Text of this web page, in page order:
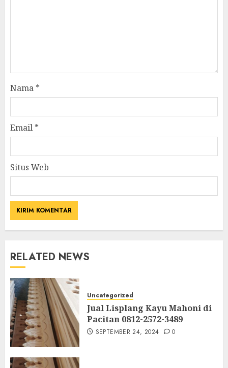
Nama *
Email *
Situs Web
RELATED NEWS
Uncategorized
Jual Lisplang Kayu Mahoni di
Pacitan 0812-2572-3489
SEPTEMBER 24, 2024 0